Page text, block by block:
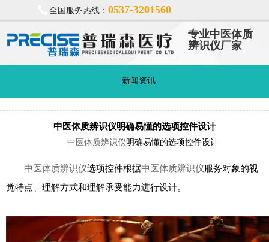
全国服务热线：0537-3201560
专业中医体质
辨识仪厂家
新闻资讯
中医体质辨识仪明确易懂的选项控件设计
中医体质辨识仪明确易懂的选项控件设计
中医体质辨识仪选项控件根据中医体质辨识仪 服务对象的视
觉特点、理解方式和理解承受能力进行设计。